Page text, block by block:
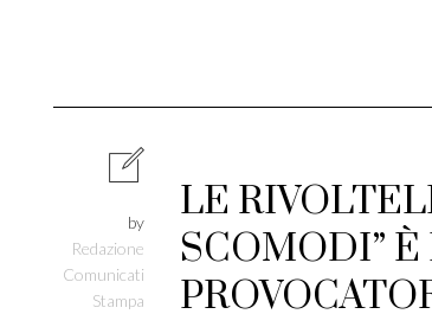
by
Redazione
Comunicati
Stampa
LE
SCOMODI”